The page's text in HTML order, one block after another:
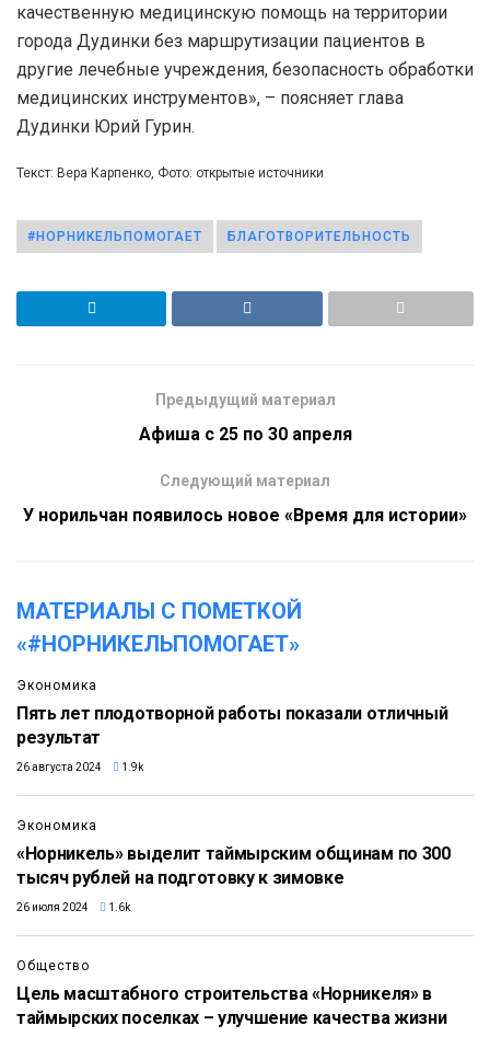
качественную медицинскую помощь на территории
города Дудинки без маршрутизации пациентов в
другие лечебные учреждения, безопасность обработки
медицинских инструментов», – поясняет глава
Дудинки Юрий Гурин.
Текст: Вера Карпенко, Фото: открытые источники
#НОРНИКЕЛЬПОМОГАЕТ БЛАГОТВОРИТЕЛЬНОСТЬ
Предыдущий материал
Афиша с 25 по 30 апреля
Следующий материал
У норильчан появилось новое «Время для истории»
МАТЕРИАЛЫ С ПОМЕТКОЙ
«#НОРНИКЕЛЬПОМОГАЕТ»
Экономика
Пять лет плодотворной работы показали отличный
результат
26 августа 2024 1.9k
Экономика
«Норникель» выделит таймырским общинам по 300
тысяч рублей на подготовку к зимовке
26 июля 2024 1.6k
Общество
Цель масштабного строительства «Норникеля» в
таймырских поселках – улучшение качества жизни